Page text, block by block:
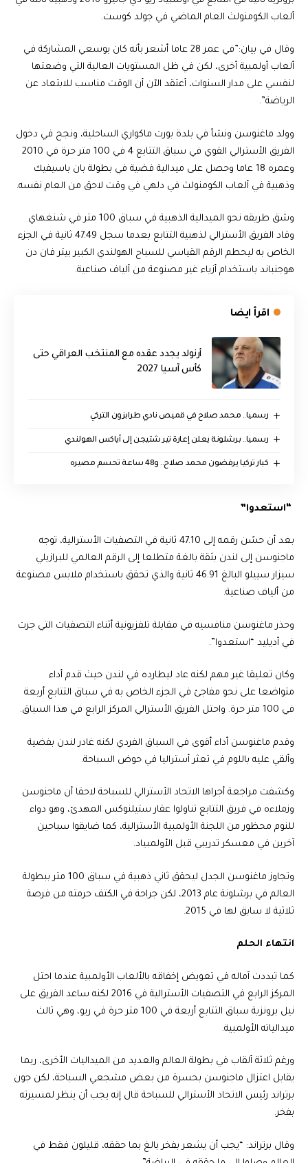
ألعاب الكومنولث العام الماضي في جولد كوست.
وقال في بيان:”في عمر 28 عاما أشعر بأنه كان بوسعي المشاركة في
ألعاب أولمبية أخرى، لكن في ظل المستويات العالية التي وضعتها
لنفسي على مدار السنوات، أعتقد الآن أن الوقت مناسب للابتعاد عن
الرياضة”.
وولد ماغنوسن ونشأ في بلدة بورت ماكواري الساحلية، ونجح في دخول
الفريق الأسترالي القوي في سباق التتابع 4 في 100 متر حرة في 2010
وعمره 18 عاما وحصل على ميدالية فضية في بطولة بان باسيفيك
وذهبية في ألعاب الكومنولث في دلهي في وقت لاحق من العام نفسه.
وشق طريقه نحو الميدالية الذهبية في سباق 100 متر في شنغهاي
وقاد الفريق الأسترالي لذهبية التتابع بعدما سجل 47.49 ثانية في الجزء
الخاص به ليحطم الرقم القياسي للسباح الهولندي الكبير بيتر فان دن
هوجنباند باستخدام أزياء غير مصنوعة من ألياف صناعية.
اقرأ ايضا
أرنولد يجدد عقده مع المنتخب العراقي حتى
كأس آسيا 2027
رسميا.. محمد صلاح في قميص نادي طرابزون التركي
رسميا.. برشلونة يعلن إعارة تير شتيجن إلى أياكس الهولندي
كبار تركيا يرفضون محمد صلاح.. و48 ساعة تحسم مصيره
“استعدوا”
بعد أن حسًن رقمه إلى 47.10 ثانية في التصفيات الأسترالية، توجه
ماجنوسن إلى لندن بثقة بالغة متطلعا إلى الرقم العالمي للبرازيلي
سيزار سييلو البالغ 46.91 ثانية والذي تحقق باستخدام ملابس مصنوعة
من ألياف صناعية.
وحذر ماغنوسن منافسيه في مقابلة تلفزيونية أثناء التصفيات التي جرت
في أديليد “استعدوا”.
وكان تعليقا غير مهم لكنه عاد ليطارده في لندن حيث قدم أداء
متواضعا على نحو مفاجئ في الجزء الخاص به في سباق التتابع أربعة
في 100 متر حرة. واحتل الفريق الأسترالي المركز الرابع في هذا السباق.
وقدم ماغنوسن أداء أقوى في السباق الفردي لكنه غادر لندن بفضية
وألقي عليه باللوم في تعثر أستراليا في حوض السباحة.
وكشفت مراجعة أجراها الاتحاد الأسترالي للسباحة لاحقا أن ماجنوسن
وزملاءه في فريق التتابع تناولوا عقار ستيلنوكس المهدئ، وهو دواء
للنوم محظور من اللجنة الأولمبية الأسترالية، كما ضايقوا سباحين
آخرين في معسكر تدريبي قبل الأولمبياد.
وتجاوزماغنوسن
الجدل ليحقق ثاني ذهبية في سباق 100 متر ببطولة
العالم في برشلونة عام 2013، لكن جراحة في الكتف حرمته من فرصة
ثلاثية لا سابق لها في 2015.
انتهاء الحلم
كما تبددت آماله في تعويض إخفاقه بالألعاب الأولمبية عندما احتل
المركز الرابع في التصفيات الأسترالية في 2016 لكنه ساعد الفريق على
نيل برونزية سباق التتابع أربعة في 100 متر حرة في ريو، وهي ثالث
ميدالياته الأولمبية.
ورغم ثلاثة ألقاب في بطولة العالم والعديد من الميداليات الأخرى، ربما
يقابل اعتزال ماجنوسن بحسرة من بعض مشجعي السباحة، لكن جون
برتراند رئيس الاتحاد الأسترالي للسباحة قال إنه يجب أن ينظر لمسيرته
بفخر.
وقال برتراند: “يجب أن يشعر بفخر بالغ بما حققه، قليلون فقط في